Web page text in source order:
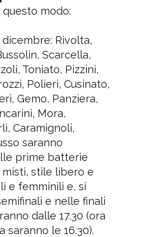
modo:
Rivolta,
Scarcella,
Toniato, Pizzini,
Polieri, Cusinato,
Gemo, Panziera,
Mora,
Caramignoli,
saranno
prime batterie
stile libero e
e femminili e, si
e nelle finali
dalle 17.30 (ora
saranno le 16.30).